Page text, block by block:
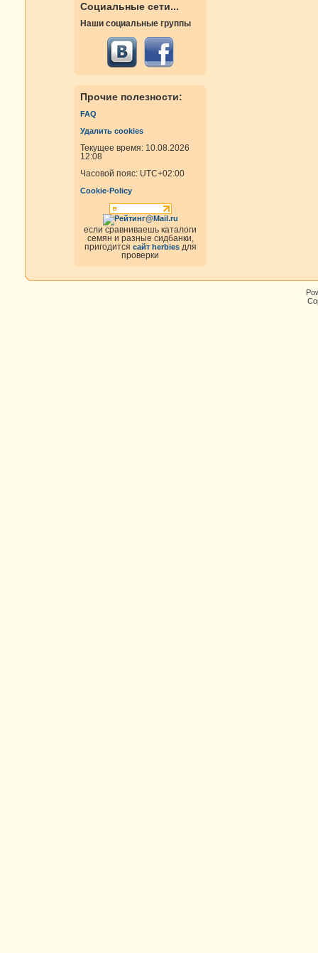
Социальные сети...
Наши социальные группы
Прочие полезности:
FAQ
Удалить cookies
Текущее время: 10.08.2026
12:08
Часовой пояс: UTC+02:00
Cookie-Policy
если сравниваешь каталоги
семян и разные сидбанки,
пригодится сайт herbiesдля
проверки